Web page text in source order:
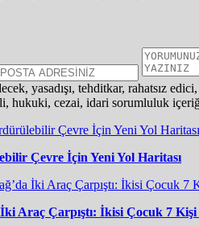
yasadışı, tehditkar, rahatsız
hukuki, cezai, idari sorumluluk
Çevre İçin Yeni Yol Haritası
Araç Çarpıştı: İkisi Çocuk 7 Kişi